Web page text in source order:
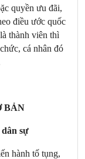
quyền ưu đãi,
điều ước quốc
thành viên thì
cá nhân đó
BẢN
sự
hành tố tụng,